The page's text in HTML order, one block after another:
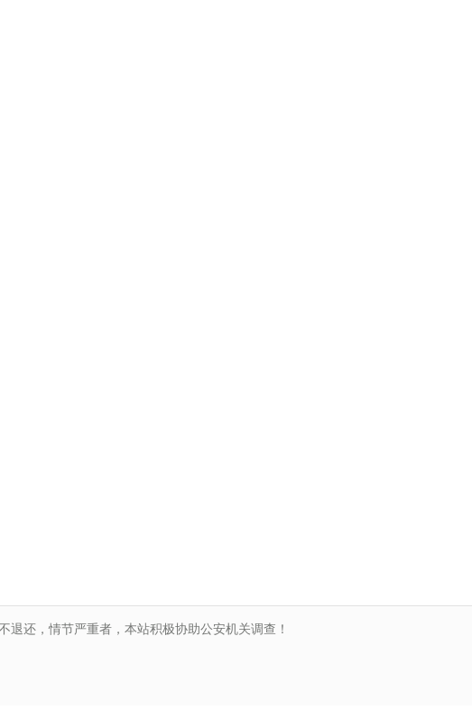
还，情节严重者，本站积极协助公安机关调查！